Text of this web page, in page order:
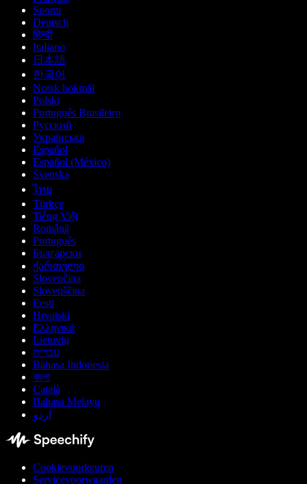
Suomi
Deutsch
हिन्दी
Italiano
日本語
한국어
Norsk bokmål
Polski
Português Brasileiro
Русский
Українська
Español
Español (México)
Svenska
ไทย
Türkçe
Tiếng Việt
Română
Português
Български
ქართული
Slovenčina
Slovenščina
Eesti
Hrvatski
Ελληνικά
Lietuvių
עברית
Bahasa Indonesia
বাংলা
Català
Bahasa Melayu
اردو
Cookievoorkeuren
Servicevoorwaarden